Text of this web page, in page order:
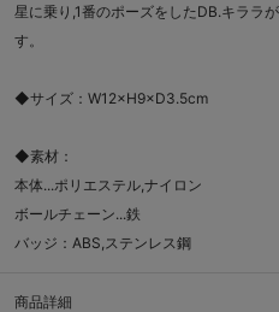
星に乗り,1番のポーズをしたDB.キララ
す。
◆サイズ：W12×H9×D3.5cm
◆素材：
本体...ポリエステル,ナイロン
ボールチェーン...鉄
バッジ：ABS,ステンレス鋼
商品詳細